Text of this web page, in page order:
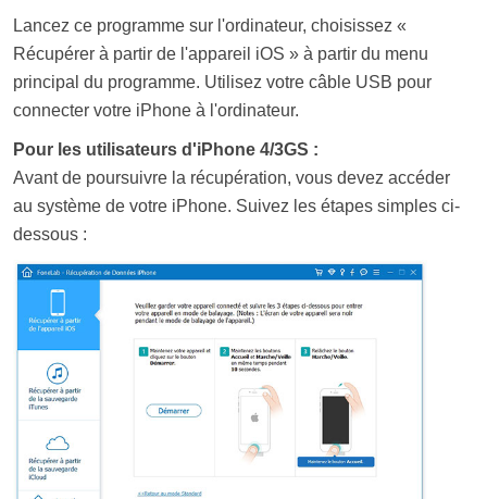
Lancez ce programme sur l'ordinateur, choisissez «
Récupérer à partir de l'appareil iOS » à partir du menu
principal du programme. Utilisez votre câble USB pour
connecter votre iPhone à l'ordinateur.
Pour les utilisateurs d'iPhone 4/3GS :
Avant de poursuivre la récupération, vous devez accéder
au système de votre iPhone. Suivez les étapes simples ci-
dessous :